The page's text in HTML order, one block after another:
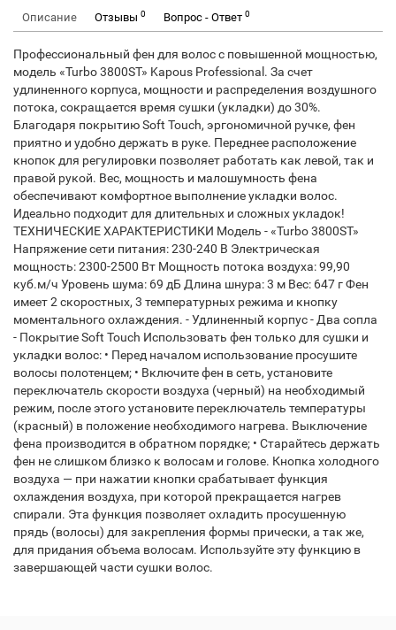
Описание Отзывы 0 Вопрос - Ответ 0
Профессиональный фен для волос с повышенной мощностью,
модель «Turbo 3800ST» Kapous Professional. За счет
удлиненного корпуса, мощности и распределения воздушного
потока, сокращается время сушки (укладки) до 30%.
Благодаря покрытию Soft Touch, эргономичной ручке, фен
приятно и удобно держать в руке. Переднее расположение
кнопок для регулировки позволяет работать как левой, так и
правой рукой. Вес, мощность и малошумность фена
обеспечивают комфортное выполнение укладки волос.
Идеально подходит для длительных и сложных укладок!
ТЕХНИЧЕСКИЕ ХАРАКТЕРИСТИКИ Модель - «Turbo 3800ST»
Напряжение сети питания: 230-240 В Электрическая
мощность: 2300-2500 Вт Мощность потока воздуха: 99,90
куб.м/ч Уровень шума: 69 дБ Длина шнура: 3 м Вес: 647 г Фен
имеет 2 скоростных, 3 температурных режима и кнопку
моментального охлаждения. - Удлиненный корпус - Два сопла
- Покрытие Soft Touch Использовать фен только для сушки и
укладки волос: • Перед началом использование просушите
волосы полотенцем; • Включите фен в сеть, установите
переключатель скорости воздуха (черный) на необходимый
режим, после этого установите переключатель температуры
(красный) в положение необходимого нагрева. Выключение
фена производится в обратном порядке; • Старайтесь держать
фен не слишком близко к волосам и голове. Кнопка холодного
воздуха — при нажатии кнопки срабатывает функция
охлаждения воздуха, при которой прекращается нагрев
спирали. Эта функция позволяет охладить просушенную
прядь (волосы) для закрепления формы прически, а так же,
для придания объема волосам. Используйте эту функцию в
завершающей части сушки волос.